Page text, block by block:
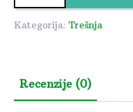
Kategorija: Trešnja
Recenzije (0)